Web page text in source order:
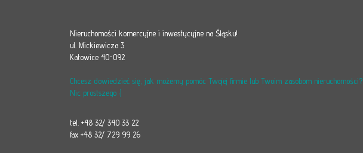
Nieruchomości komercyjne i inwestycyjne na Śląsku!
ul. Mickiewicza 3
Katowice 40-092
Chcesz dowiedzieć się, jak możemy pomóc Twojej firmie lub Twoim zasobom nieruchomości?
Nic prostszego :)
tel. +48 32/ 340 33 22
fax +48 32/ 729 99 26